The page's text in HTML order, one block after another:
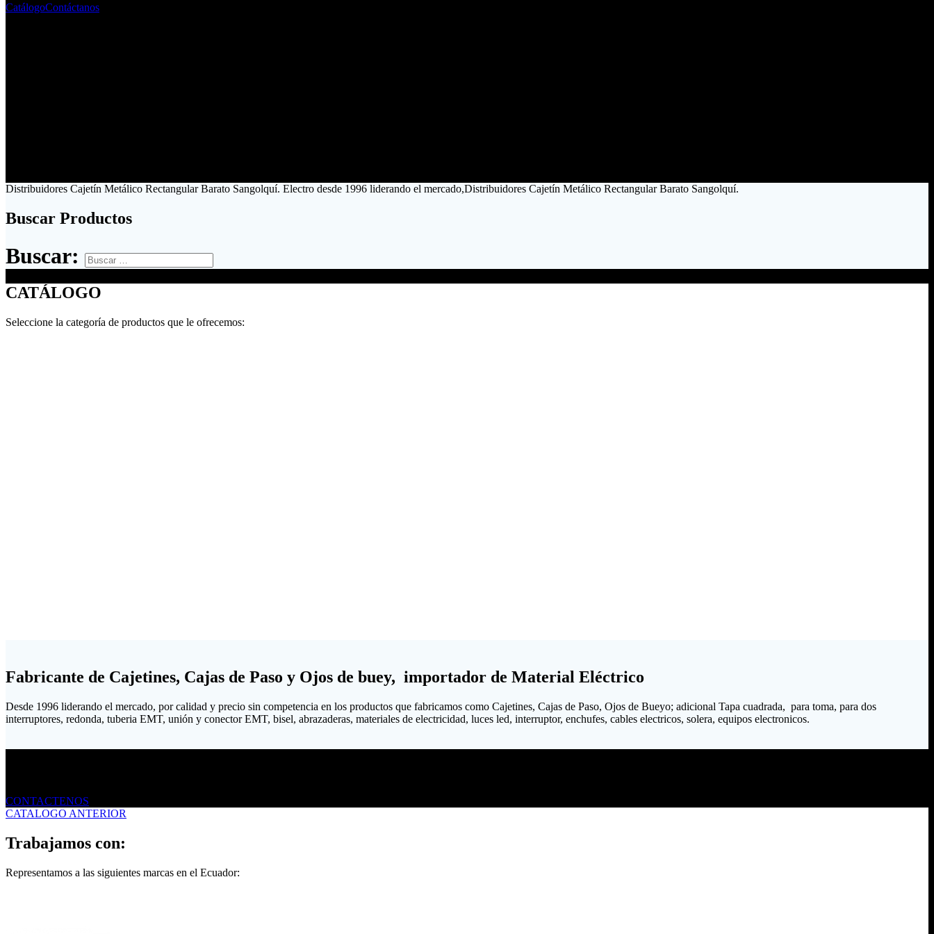
CatálogoContáctanos
Distribuidores Cajetín Metálico Rectangular Barato Sangolquí. Electro desde 1996 liderando el mercado,Distribuidores Cajetín Metálico Rectangular Barato Sangolquí.
Buscar Productos
Buscar:
CATÁLOGO
Seleccione la categoría de productos que le ofrecemos:
Fabricante de Cajetines, Cajas de Paso y Ojos de buey, importador de Material Eléctrico
Desde 1996 liderando el mercado, por calidad y precio sin competencia en los productos que fabricamos como Cajetines, Cajas de Paso, Ojos de Bueyo; adicional Tapa cuadrada, para toma, para dos
interruptores, redonda, tuberia EMT, unión y conector EMT, bisel, abrazaderas, materiales de electricidad, luces led, interruptor, enchufes, cables electricos, solera, equipos electronicos.
CONTACTENOS
CATALOGO ANTERIOR
Trabajamos con:
Representamos a las siguientes marcas en el Ecuador: